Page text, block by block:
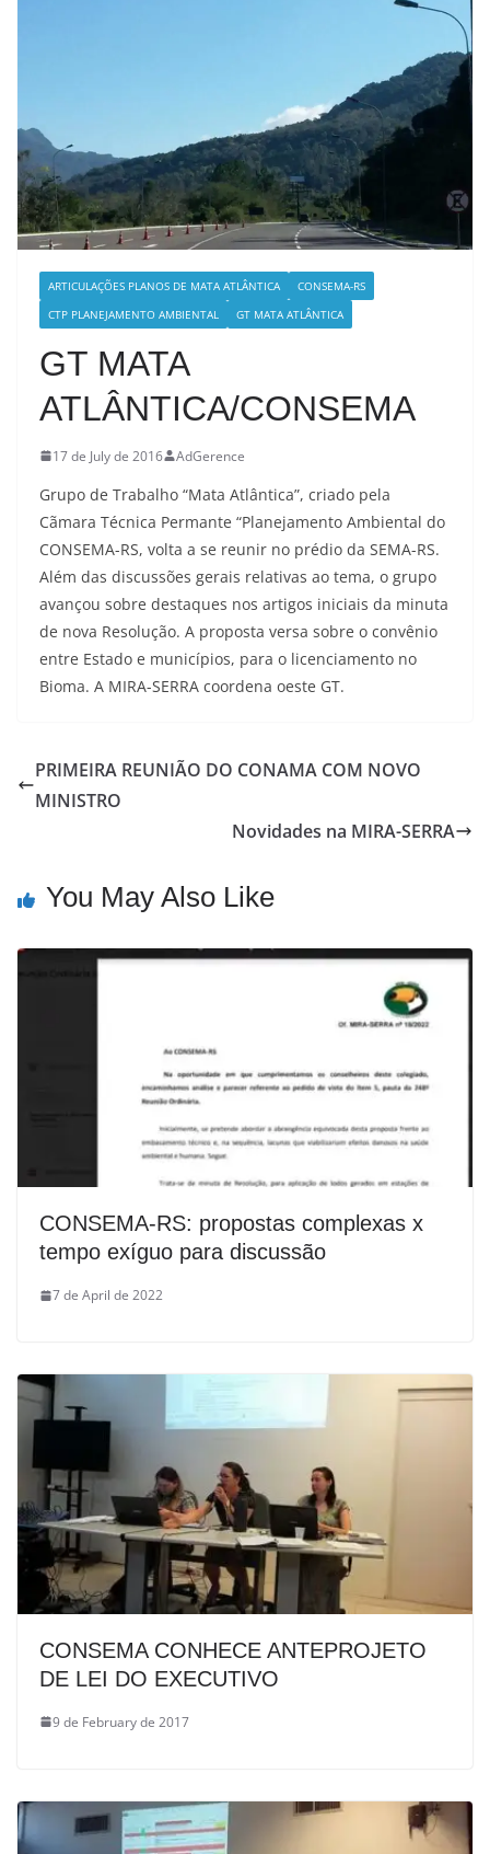
ARTICULAÇÕES PLANOS DE MATA ATLÂNTICA
CONSEMA-RS
CTP PLANEJAMENTO AMBIENTAL
GT MATA ATLÂNTICA
GT MATA
ATLÂNTICA/CONSEMA
17 de July de 2016 AdGerence
Grupo de Trabalho “Mata Atlântica”, criado pela
Cãmara Técnica Permante “Planejamento Ambiental do
CONSEMA-RS, volta a se reunir no prédio da SEMA-RS.
Além das discussões gerais relativas ao tema, o grupo
avançou sobre destaques nos artigos iniciais da minuta
de nova Resolução. A proposta versa sobre o convênio
entre Estado e municípios, para o licenciamento no
Bioma. A MIRA-SERRA coordena oeste GT.
PRIMEIRA REUNIÃO DO CONAMA COM NOVO
MINISTRO
Novidades na MIRA-SERRA
You May Also Like
CONSEMA-RS: propostas complexas x
tempo exíguo para discussão
7 de April de 2022
CONSEMA CONHECE ANTEPROJETO
DE LEI DO EXECUTIVO
9 de February de 2017